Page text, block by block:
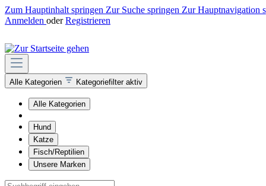
Zum Hauptinhalt springen Zur Suche springen Zur Hauptnavigation
Anmelden oder Registrieren
Alle Kategorien Kategoriefilter aktiv
Alle Kategorien
Hund
Katze
Fisch/Reptilien
Unsere Marken